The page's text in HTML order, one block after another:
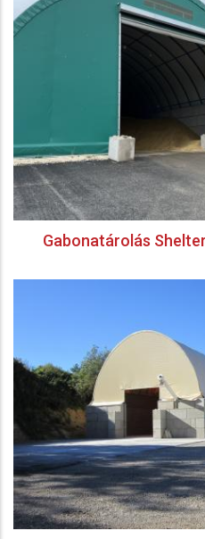
Gabonatárolás